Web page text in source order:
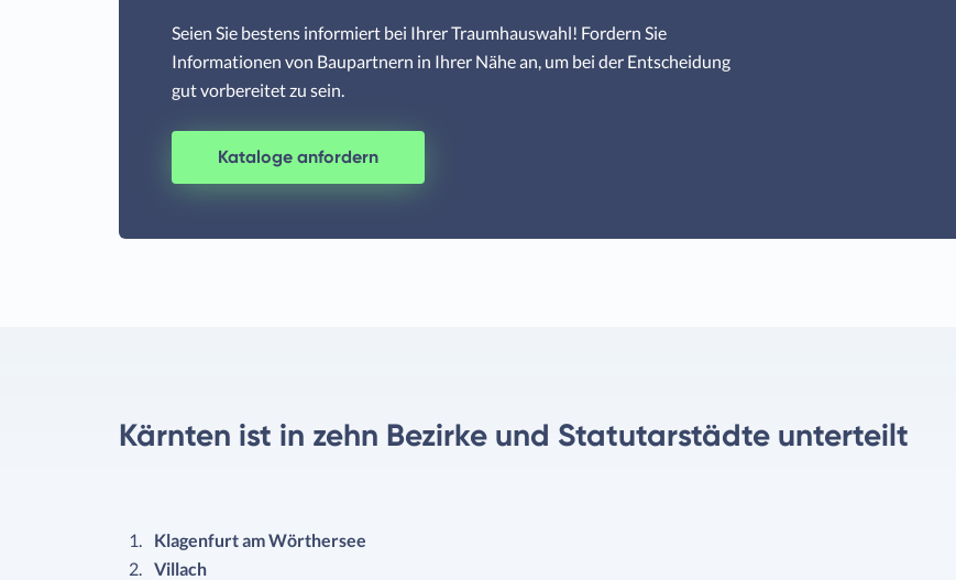
Seien Sie bestens informiert bei Ihrer Traumhauswahl! Fordern Sie
Informationen von Baupartnern in Ihrer Nähe an, um bei der Entscheidung
gut vorbereitet zu sein.
Kataloge anfordern
Kärnten ist in zehn Bezirke und Statutarstädte unterteilt
Klagenfurt am Wörthersee
Villach